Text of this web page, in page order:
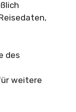
des
weitere